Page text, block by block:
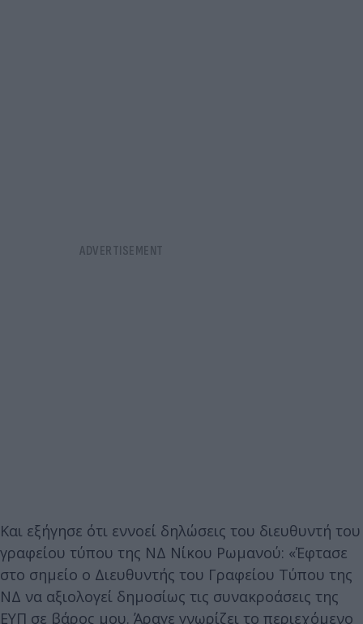
Και εξήγησε ότι εννοεί δηλώσεις του διευθυντή του
γραφείου τύπου της ΝΔ Νίκου Ρωμανού: «Έφτασε
στο σημείο ο Διευθυντής του Γραφείου Τύπου της
ΝΔ να αξιολογεί δημοσίως τις συνακροάσεις της
ΕΥΠ σε βάρος μου. Άραγε γνωρίζει το περιεχόμενο